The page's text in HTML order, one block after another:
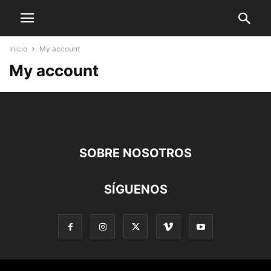
Inicio My account
My account
SOBRE NOSOTROS
SÍGUENOS